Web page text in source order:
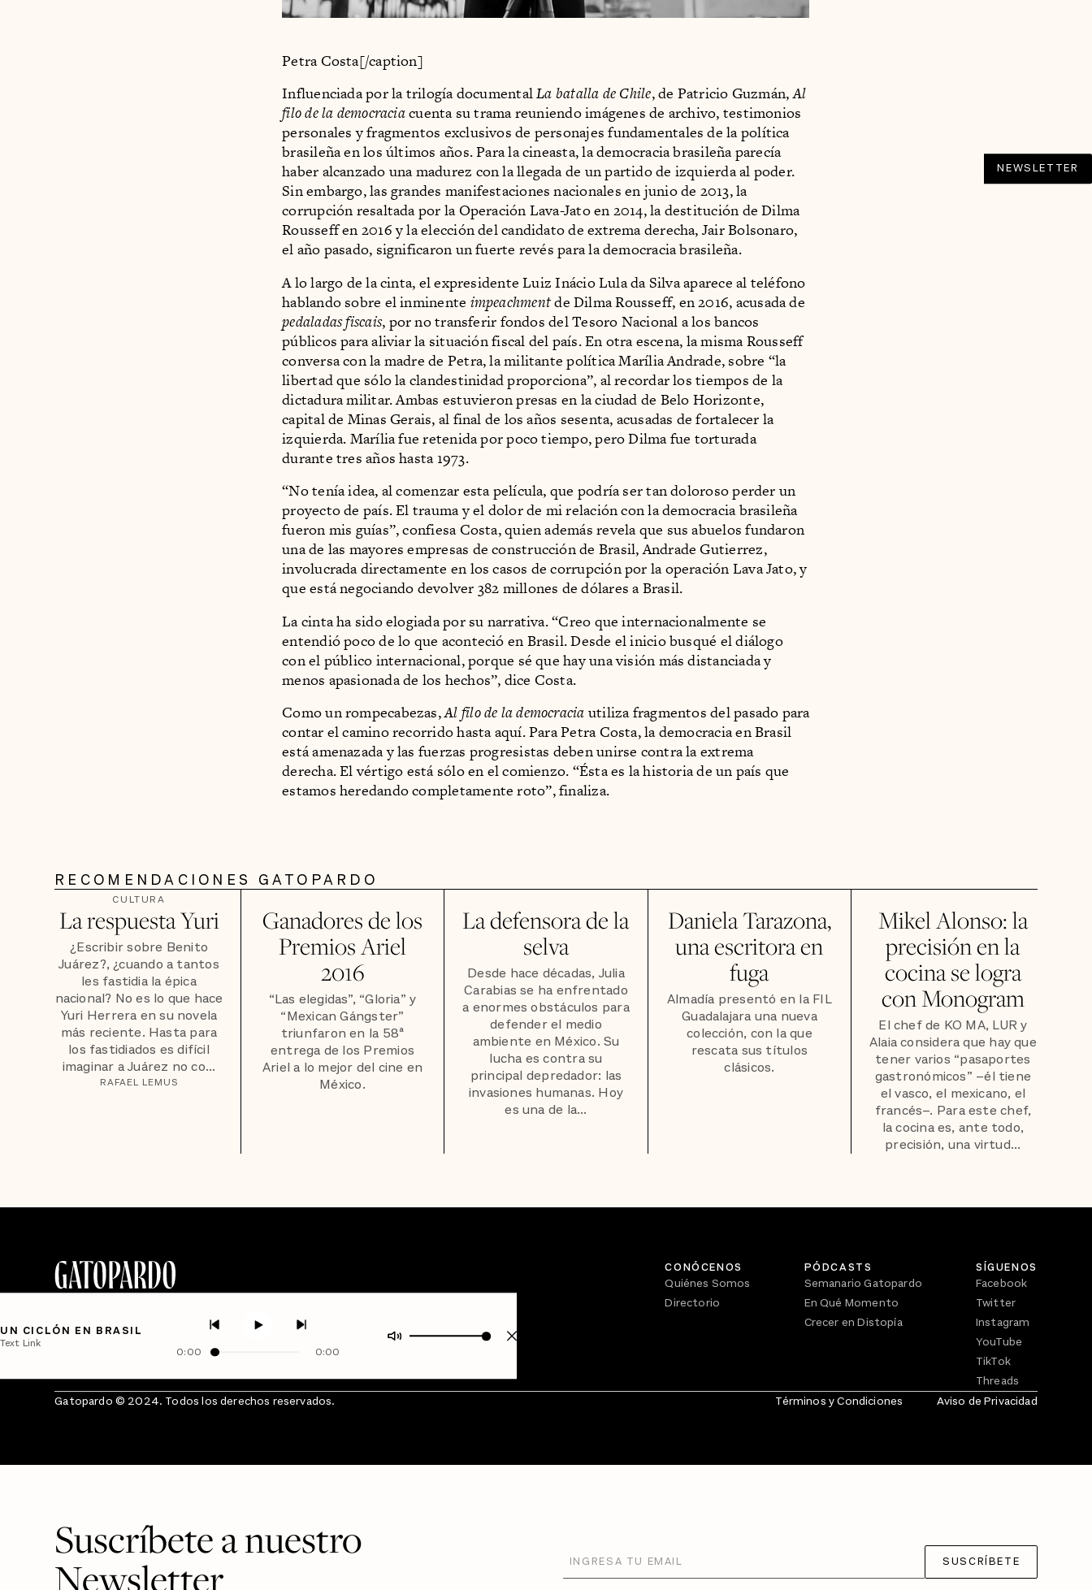
Petra Costa[/caption]
Influenciada por la trilogía documentalLa batalla de Chile, de Patricio Guzmán,Al
filo de la democraciacuenta su trama reuniendo imágenes de archivo, testimonios
personales y fragmentos exclusivos de personajes fundamentales de la política
brasileña en los últimos años. Para la cineasta, la democracia brasileña parecía
haber alcanzado una madurez con la llegada de un partido de izquierda al poder.
Sin embargo, las grandes manifestaciones nacionales en junio de 2013, la
corrupción resaltada por la Operación Lava-Jato en 2014, la destitución de Dilma
Rousseff en 2016 y la elección del candidato de extrema derecha, Jair Bolsonaro,
el año pasado, significaron un fuerte revés para la democracia brasileña.
A lo largo de la cinta, el expresidente Luiz Inácio Lula da Silva aparece al teléfono
hablando sobre el inminente impeachmentde Dilma Rousseff, en 2016, acusada de
pedaladas fiscais, por no transferir fondos del Tesoro Nacional a los bancos
públicos para aliviar la situación fiscal del país. En otra escena, la misma Rousseff
conversa con la madre de Petra, la militante política Marília Andrade, sobre “la
libertad que sólo la clandestinidad proporciona”, al recordar los tiempos de la
dictadura militar. Ambas estuvieron presas en la ciudad de Belo Horizonte,
capital de Minas Gerais, al final de los años sesenta, acusadas de fortalecer la
izquierda. Marília fue retenida por poco tiempo, pero Dilma fue torturada
durante tres años hasta 1973.
“No tenía idea, al comenzar esta película, que podría ser tan doloroso perder un
proyecto de país. El trauma y el dolor de mi relación con la democracia brasileña
fueron mis guías”, confiesa Costa, quien además revela que sus abuelos fundaron
una de las mayores empresas de construcción de Brasil, Andrade Gutierrez,
involucrada directamente en los casos de corrupción por la operación Lava Jato, y
que está negociando devolver 382 millones de dólares a Brasil.
La cinta ha sido elogiada por su narrativa. “Creo que internacionalmente se
entendió poco de lo que aconteció en Brasil. Desde el inicio busqué el diálogo
con el público internacional, porque sé que hay una visión más distanciada y
menos apasionada de los hechos”, dice Costa.
Como un rompecabezas,Al filo de la democracia utiliza fragmentos del pasado para
contar el camino recorrido hasta aquí. Para Petra Costa, la democracia en Brasil
está amenazada y las fuerzas progresistas deben unirse contra la extrema
derecha. El vértigo está sólo en el comienzo. “Ésta es la historia de un país que
estamos heredando completamente roto”, finaliza.
NEWSLETTER
RECOMENDACIONES GATOPARDO
CULTURA
La respuesta Yuri
¿Escribir sobre Benito
Juárez?, ¿cuando a tantos
les fastidia la épica
nacional? No es lo que hace
Yuri Herrera en su novela
más reciente. Hasta para
los fastidiados es difícil
imaginar a Juárez no co...
RAFAEL LEMUS
Ganadores de los
Premios Ariel
2016
“Las elegidas”, “Gloria” y
“Mexican Gángster”
triunfaron en la 58ª
entrega de los Premios
Ariel a lo mejor del cine en
México.
La defensora de la
selva
Desde hace décadas, Julia
Carabias se ha enfrentado
a enormes obstáculos para
defender el medio
ambiente en México. Su
lucha es contra su
principal depredador: las
invasiones humanas. Hoy
es una de la...
Daniela Tarazona,
una escritora en
fuga
Almadía presentó en la FIL
Guadalajara una nueva
colección, con la que
rescata sus títulos
clásicos.
Mikel Alonso: la
precisión en la
cocina se logra
con Monogram
El chef de KO MA, LUR y
Alaia considera que hay que
tener varios “pasaportes
gastronómicos” –él tiene
el vasco, el mexicano, el
francés–. Para este chef,
la cocina es, ante todo,
precisión, una virtud...
UN CICLÓN EN BRASIL
Text Link
0:00 0:00
CONÓCENOS
Quiénes Somos
Directorio
PÓDCASTS
Semanario Gatopardo
En Qué Momento
Crecer en Distopía
SÍGUENOS
Facebook
Twitter
Instagram
YouTube
TikTok
Threads
Gatopardo © 2024. Todos los derechos reservados.
Términos y Condiciones Aviso de Privacidad
Suscríbete a nuestro
Newsletter